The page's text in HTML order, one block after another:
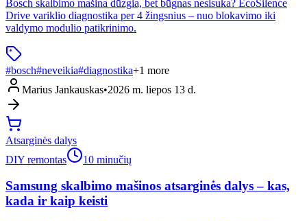
Bosch skalbimo mašina dūzgia, bet būgnas nesisuka? EcoSilence
Drive variklio diagnostika per 4 žingsnius – nuo blokavimo iki
valdymo modulio patikrinimo.
#bosch#neveikia#diagnostika+1 more
Marius Jankauskas•2026 m. liepos 13 d.
Atsarginės dalys
DIY remontas
10 minučių
Samsung skalbimo mašinos atsarginės dalys – kas,
kada ir kaip keisti